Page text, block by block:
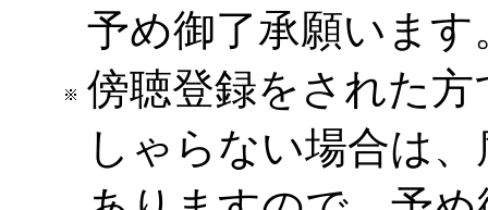
予め御了承願います
傍聴登録をされた
しゃらない場合は